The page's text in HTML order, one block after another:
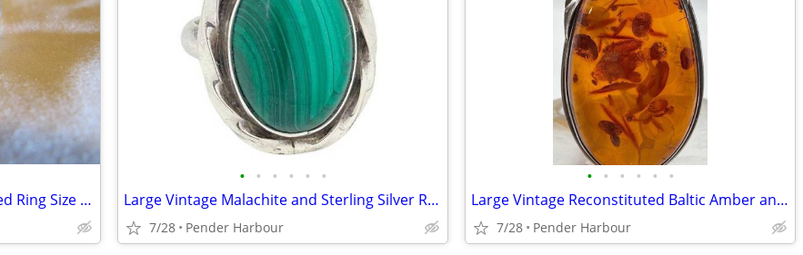
925 Flower Sterling Silver Stamped Ring Size 10 1/2 Weighs 2g
• • • • • •
Large Vintage Malachite and Sterling Silver Ring
7/28 Pender Harbour
• • • • • •
Large Vintage Reconstituted Baltic Amber and Sterling Silver Pendant
7/28 Pender Harbour